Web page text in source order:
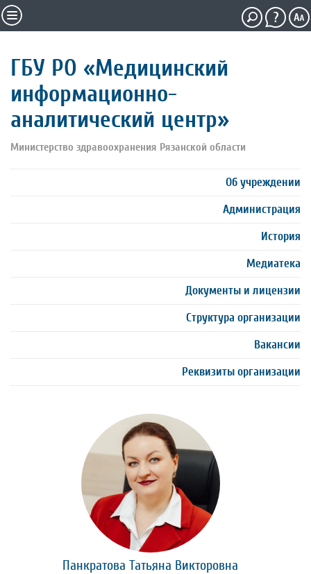
ГБУ РО «Медицинский
информационно-
аналитический центр»
Министерство здравоохранения Рязанской области
Об учреждении
Администрация
История
Медиатека
Документы и лицензии
Структура организации
Вакансии
Реквизиты организации
Панкратова Татьяна Викторовна